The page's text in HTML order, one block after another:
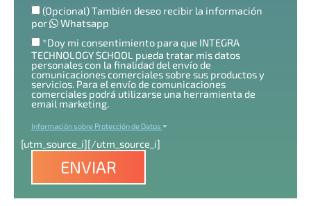
(Opcional) También deseo recibir la información
por
Whatsapp
*Doy mi consentimiento para que INTEGRA
TECHNOLOGY SCHOOL pueda tratar mis datos
personales con la finalidad del envío de
comunicaciones comerciales sobre sus productos y
servicios. Para el envío de comunicaciones
comerciales podrá utilizarse una herramienta de
email marketing.
Información sobre Protección de Datos
[utm_source_i][/utm_source_i]